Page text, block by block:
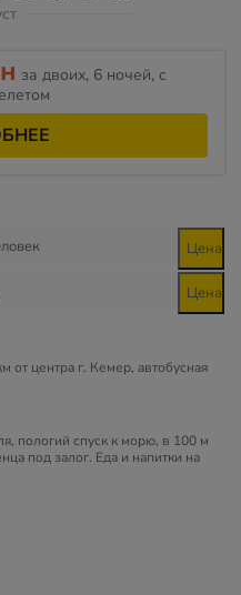
за двоих, 6 ночей, c
Цена
Цена
от центра г. Кемер, автобусная
пологий спуск к морю, в 100 м
под залог. Еда и напитки на